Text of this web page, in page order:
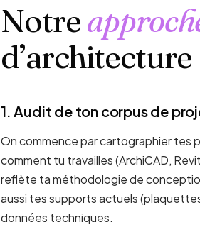
Notre
d’architecture
1. Audit de ton corpus de
On commence par cartographier
comment tu travailles (ArchiCAD,
reflète ta méthodologie de
aussi tes supports actuels
données techniques.